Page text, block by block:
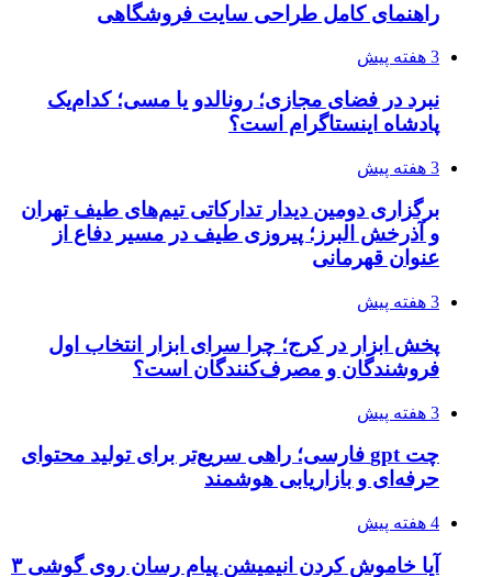
راهنمای کامل طراحی سایت فروشگاهی
3 هفته پیش
نبرد در فضای مجازی؛ رونالدو یا مسی؛ کدام‌یک
پادشاه اینستاگرام است؟
3 هفته پیش
برگزاری دومین دیدار تدارکاتی تیم‌های طیف تهران
و آذرخش البرز؛ پیروزی طیف در مسیر دفاع از
عنوان قهرمانی
3 هفته پیش
پخش ابزار در کرج؛ چرا سرای ابزار انتخاب اول
فروشندگان و مصرف‌کنندگان است؟
3 هفته پیش
چت gpt فارسی؛ راهی سریع‌تر برای تولید محتوای
حرفه‌ای و بازاریابی هوشمند
4 هفته پیش
آیا خاموش کردن انیمیشن پیام رسان روی گوشی ۳